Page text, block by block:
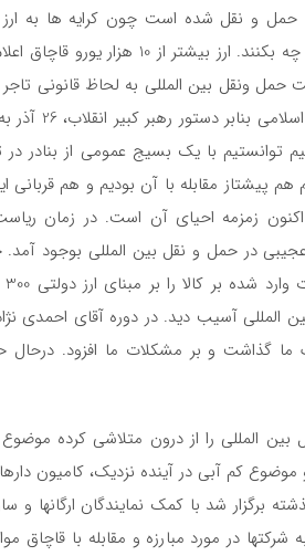
حمل و نقل شده است چون کرایه ها به
بخشنامه های دستوری بانک مرکزی شرکتهای ما نمیدانند چه
حمل ونقل بین المللی به لحاظ قانونی
و به گونه ای درگیر
توانستیم با یک بسیج عمومی از بنادر در
پیشتاز مقابله با آن بودیم و هم قربانی
زمزمه احیای آن است. در زمان
800 تومان شد مشکلات عجیبی در حمل و نقل بین المللی
ما گذاشت و بر مشکلات ما افزود. درحال
المللی را از درون متلاشی کرده
کم آبی در آینده نزدیک، کامیون
پیرو جلسه ای که 20 آبان سال گذشته برگزار شد با کمک نمایندگان
در مورد مبارزه و مقابله با قاچاق